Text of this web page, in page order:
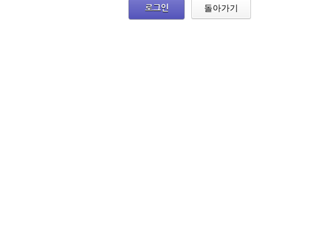
운 성과 또 한번 이루다
피 소동
로그인 돌아가기